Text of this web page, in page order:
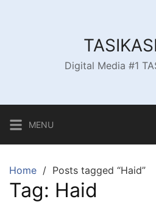
Digital Media #1
MENU
Home Posts tagged “Haid”
Tag: Haid